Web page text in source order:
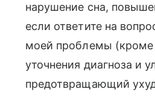
нарушение сна,
если ответите на
моей проблемы (кроме
уточнения диагноза и
предотвращающий